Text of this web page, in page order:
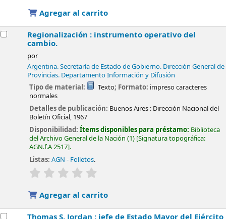
Agregar al carrito
Regionalización : instrumento operativo del
cambio.
por
Argentina. Secretaría de Estado de Gobierno. Dirección General de
Provincias. Departamento Información y Difusión
Tipo de material: Texto; Formato: impreso caracteres
normales
Detalles de publicación: Buenos Aires : Dirección Nacional del
Boletín Oficial, 1967
Disponibilidad:Ítems disponibles para préstamo: Biblioteca
del Archivo General de la Nación (1) Signatura topográfica:
AGN.f.A 2517 .
Listas: AGN - Folletos.
valoración
Agregar al carrito